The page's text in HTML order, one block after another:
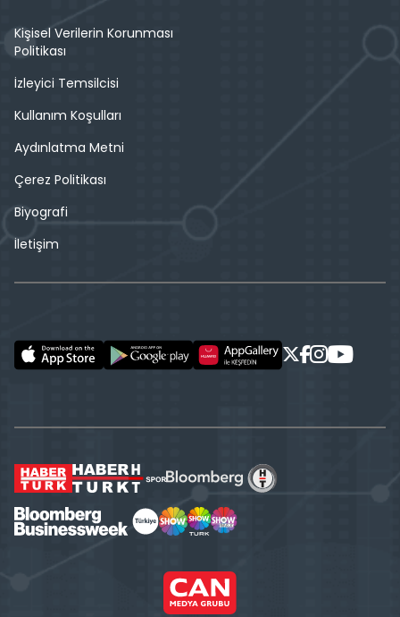
Kişisel Verilerin Korunması
Politikası
İzleyici Temsilcisi
Kullanım Koşulları
Aydınlatma Metni
Çerez Politikası
Biyografi
İletişim